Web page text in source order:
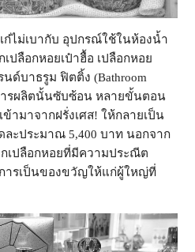
ไม่เบากับ อุปกรณ์ใช้ในห้องน้ำ
ปลือกหอยเป๋าฮื้อ เปลือกหอย
ด์บาธรูม ฟิตติ้ง (Bathroom
ารผลิตนั้นซับซ้อน หลายขั้นตอน
ามาจากฝรั่งเศส! ให้กลายเป็น
ละประมาณ 5,400 บาท นอกจาก
เปลือกหอยที่มีความประณีต
ารเป็นของขวัญให้แก่ผู้ใหญ่ที่